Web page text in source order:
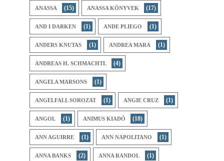
ANASSA (15) ANASSA KÖNYVEK (17)
AND I DARKEN (1) ANDE PLIEGO (1)
ANDERS KNUTAS (1) ANDREA MARA (1)
ANDREAS H. SCHMACHTL (4)
ANGELA MARSONS (1)
ANGELFALL SOROZAT (1) ANGIE CRUZ (1)
ANGOL (1) ANIMUS KIADÓ (18)
ANN AGUIRRE (1) ANN NAPOLITANO (1)
ANNA BANKS (2) ANNA RANDOL (1)